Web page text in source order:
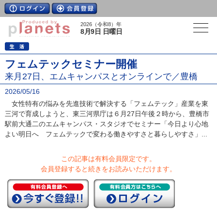
2026（令和8）年
8月9日 日曜日
フェムテックセミナー開催
来月27日、エムキャンパスとオンラインで／豊橋
2026/05/16
女性特有の悩みを先進技術で解決する「フェムテック」産業を東
三河で育成しようと、東三河県庁は６月27日午後２時から、豊橋市
駅前大通二のエムキャンパス・スタジオでセミナー「今日より心地
よい明日へ フェムテックで変わる働きやすさと暮らしやすさ」...
この記事は有料会員限定です。
会員登録すると続きをお読みいただけます。